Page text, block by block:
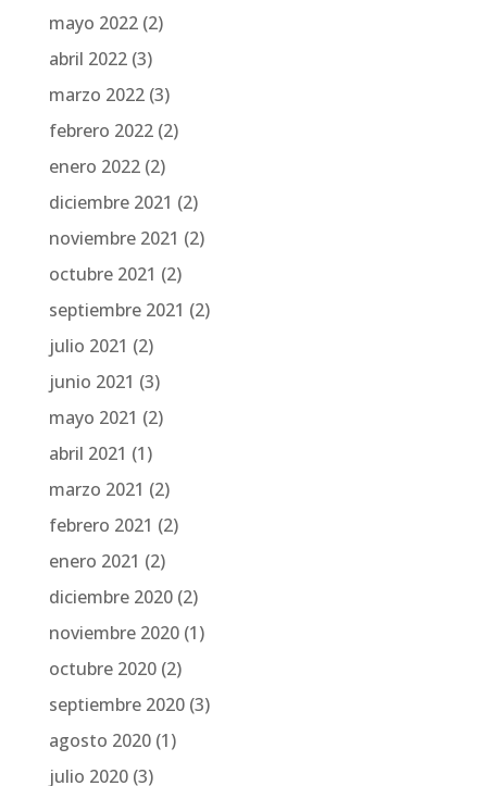
mayo 2022(2)
abril 2022(3)
marzo 2022(3)
febrero 2022(2)
enero 2022(2)
diciembre 2021 (2)
noviembre 2021 (2)
octubre 2021 (2)
septiembre 2021 (2)
julio 2021 (2)
junio 2021 (3)
mayo 2021 (2)
abril 2021 (1)
marzo 2021 (2)
febrero 2021 (2)
enero 2021 (2)
diciembre 2020(2)
noviembre 2020(1)
octubre 2020(2)
septiembre 2020(3)
agosto 2020(1)
julio 2020(3)